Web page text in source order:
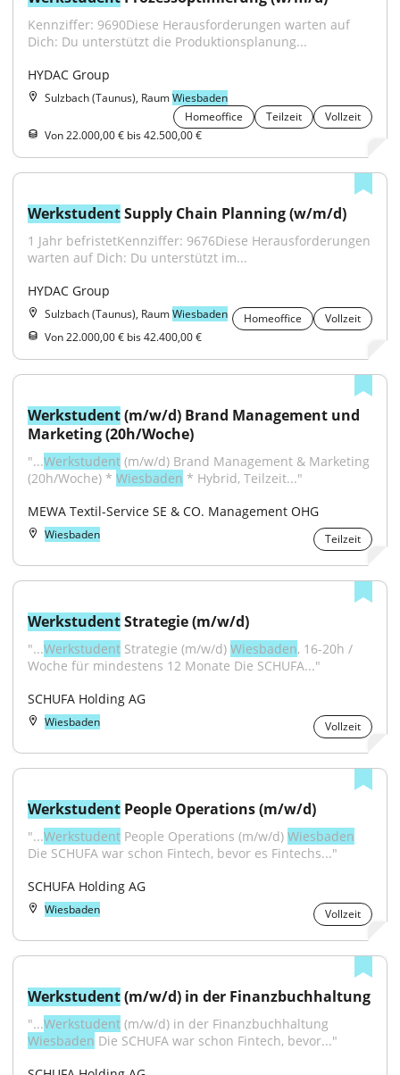
Kennziffer: 9690Diese Herausforderungen warten auf
Dich: Du unterstützt die Produktionsplanung...
HYDAC Group
Sulzbach (Taunus), RaumWiesbaden
Homeoffice
Teilzeit
Vollzeit
Von 22.000,00 € bis 42.500,00 €
Werkstudent Supply Chain Planning (w/m/d)
1 Jahr befristetKennziffer: 9676Diese Herausforderungen
warten auf Dich: Du unterstützt im...
HYDAC Group
Sulzbach (Taunus), RaumWiesbaden Homeoffice
Vollzeit
Von 22.000,00 € bis 42.400,00 €
Werkstudent (m/w/d) Brand Management und
Marketing (20h/Woche)
"...Werkstudent (m/w/d) Brand Management & Marketing
(20h/Woche) * Wiesbaden * Hybrid, Teilzeit..."
MEWA Textil-Service SE & CO. Management OHG
Wiesbaden Teilzeit
Werkstudent Strategie (m/w/d)
"...Werkstudent Strategie (m/w/d) Wiesbaden, 16-20h /
Woche für mindestens 12 Monate Die SCHUFA..."
SCHUFA Holding AG
Wiesbaden Vollzeit
Werkstudent People Operations (m/w/d)
"...Werkstudent People Operations (m/w/d) Wiesbaden
Die SCHUFA war schon Fintech, bevor es Fintechs..."
SCHUFA Holding AG
Wiesbaden Vollzeit
Werkstudent (m/w/d) in der Finanzbuchhaltung
"...Werkstudent
Wiesbaden Die SCHUFA war schon Fintech, bevor..."